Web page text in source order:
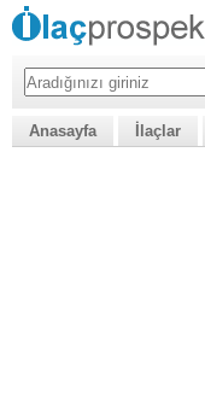
Anasayfa İlaçlar